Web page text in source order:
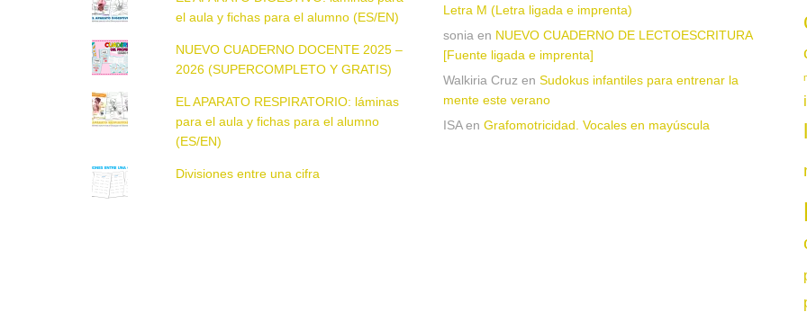
el aula y fichas para el alumno (ES/EN)
NUEVO CUADERNO DOCENTE 2025 –
2026 (SUPERCOMPLETO Y GRATIS)
EL APARATO RESPIRATORIO: láminas
para el aula y fichas para el alumno
(ES/EN)
Divisiones entre una cifra
Letra M (Letra ligada e imprenta)
sonia en NUEVO CUADERNO DE LECTOESCRITURA
[Fuente ligada e imprenta]
Walkiria Cruz en Sudokus infantiles para entrenar la
mente este verano
ISAen Grafomotricidad. Vocales en mayúscula